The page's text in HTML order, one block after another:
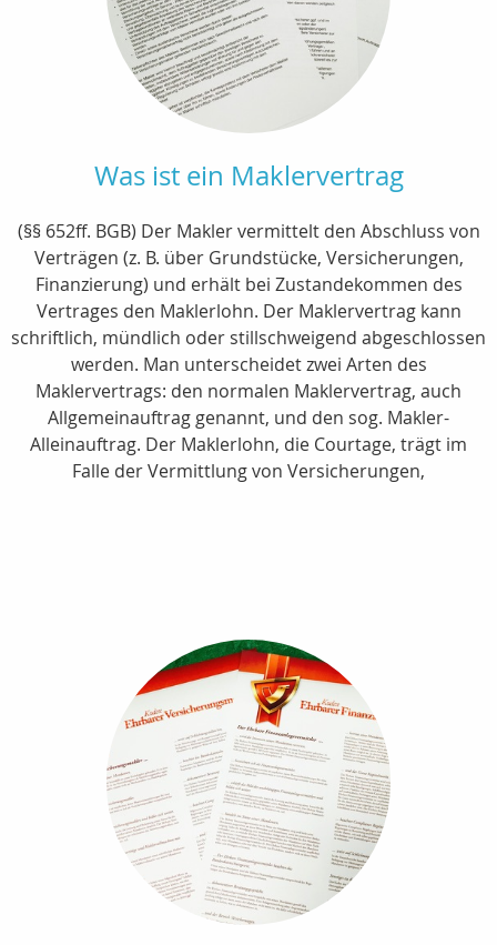
Was ist ein Maklervertrag
(§§ 652ff. BGB) Der Makler vermittelt den Abschluss von
Verträgen (z. B. über Grundstücke, Versicherungen,
Finanzierung) und erhält bei Zustandekommen des
Vertrages den Maklerlohn. Der Maklervertrag kann
schriftlich, mündlich oder stillschweigend abgeschlossen
werden. Man unterscheidet zwei Arten des
Maklervertrags: den normalen Maklervertrag, auch
Allgemeinauftrag genannt, und den sog. Makler-
Alleinauftrag. Der Maklerlohn, die Courtage, trägt im
Falle der Vermittlung von Versicherungen,